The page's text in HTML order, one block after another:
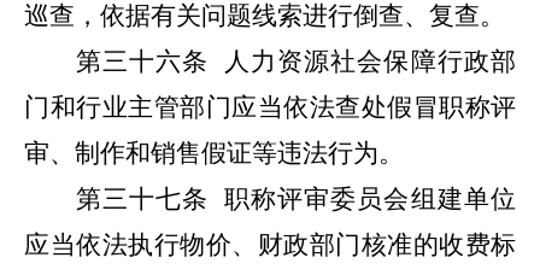
巡查，依据有关问题线索进行倒查、复查。
第三十六条 人力资源社会保障行政部
门和行业主管部门应当依法查处假冒职称评
审、制作和销售假证等违法行为。
第三十七条 职称评审委员会组建单位
应当依法执行物价、财政部门核准的收费标